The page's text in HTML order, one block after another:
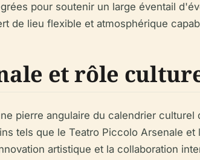
pour soutenir un large éventail
de lieu flexible et atmosphérique
et rôle
pierre angulaire du calendrier
tels que le Teatro Piccolo Arsenale
artistique et la collaboration